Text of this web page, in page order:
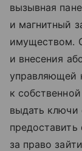
вызывная
и магнитный
имуществом.
и внесения
управляющей
к
выдать ключи
предоставить
за право